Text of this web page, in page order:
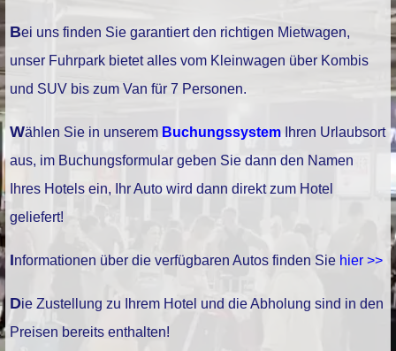
Bei uns finden Sie garantiert den richtigen Mietwagen,
unser Fuhrpark bietet alles vom Kleinwagen über Kombis
und SUV bis zum Van für 7 Personen.
Wählen Sie in unserem Buchungssystem Ihren Urlaubsort
aus, im Buchungsformular geben Sie dann den Namen
Ihres Hotels ein, Ihr Auto wird dann direkt zum Hotel
geliefert!
Informationen über die verfügbaren Autos finden Sie hier >>
Die Zustellung zu Ihrem Hotel und die Abholung sind in den
Preisen bereits enthalten!